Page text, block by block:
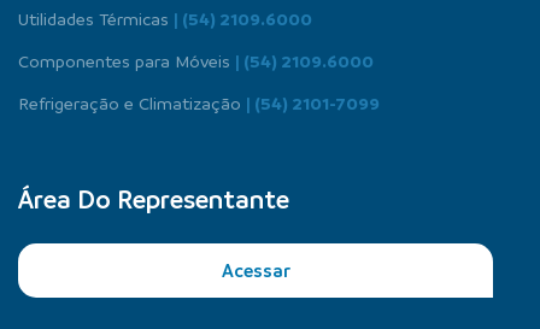
Utilidades Térmicas | (54) 2109.6000
Componentes para Móveis | (54) 2109.6000
Refrigeração e Climatização | (54) 2101-7099
Área Do Representante
Acessar